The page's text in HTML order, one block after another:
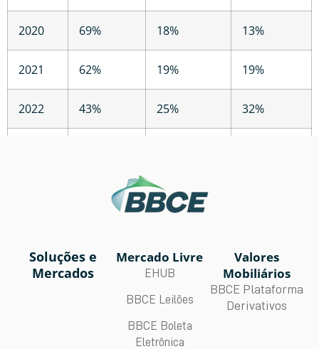
2020 69% 18% 13%
2021 62% 19% 19%
2022 43% 25% 32%
Soluções e
Mercados
Mercado Livre
EHUB
BBCE Leilões
BBCE Boleta
Eletrônica
Valores
Mobiliários
BBCE Plataforma
Derivativos